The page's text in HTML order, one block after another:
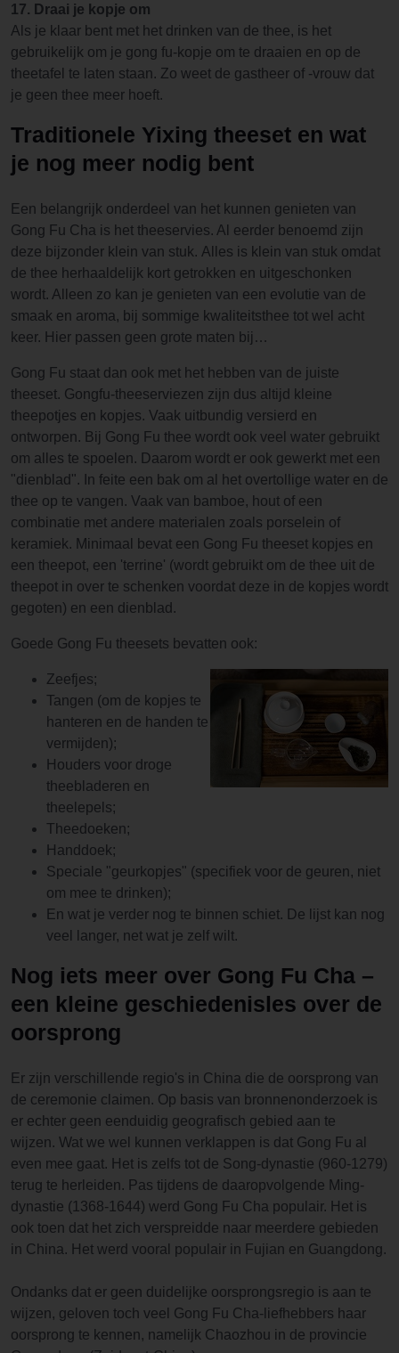
17. Draai je kopje om
Als je klaar bent met het drinken van de thee, is het
gebruikelijk om je gong fu-kopje om te draaien en op de
theetafel te laten staan. Zo weet de gastheer of -vrouw dat
je geen thee meer hoeft.
Traditionele Yixing theeset en wat
je nog meer nodig bent
Een belangrijk onderdeel van het kunnen genieten van
Gong Fu Cha is het theeservies. Al eerder benoemd zijn
deze bijzonder klein van stuk. Alles is klein van stuk omdat
de thee herhaaldelijk kort getrokken en uitgeschonken
wordt. Alleen zo kan je genieten van een evolutie van de
smaak en aroma, bij sommige kwaliteitsthee tot wel acht
keer. Hier passen geen grote maten bij…
Gong Fu staat dan ook met het hebben van de juiste
theeset. Gongfu-theeserviezen zijn dus altijd kleine
theepotjes en kopjes. Vaak uitbundig versierd en
ontworpen. Bij Gong Fu thee wordt ook veel water gebruikt
om alles te spoelen. Daarom wordt er ook gewerkt met een
"dienblad". In feite een bak om al het overtollige water en de
thee op te vangen. Vaak van bamboe, hout of een
combinatie met andere materialen zoals porselein of
keramiek. Minimaal bevat een Gong Fu theeset kopjes en
een theepot, een 'terrine' (wordt gebruikt om de thee uit de
theepot in over te schenken voordat deze in de kopjes wordt
gegoten) en een dienblad.
Goede Gong Fu theesets bevatten ook:
Zeefjes;
Tangen (om de kopjes te
hanteren en de handen te
vermijden);
Houders voor droge
theebladeren en
theelepels;
Theedoeken;
Handdoek;
Speciale "geurkopjes" (specifiek voor de geuren, niet
om mee te drinken);
En wat je verder nog te binnen schiet. De lijst kan nog
veel langer, net wat je zelf wilt.
Nog iets meer over Gong Fu Cha –
een kleine geschiedenisles over de
oorsprong
Er zijn verschillende regio's in China die de oorsprong van
de ceremonie claimen. Op basis van bronnenonderzoek is
er echter geen eenduidig geografisch gebied aan te
wijzen. Wat we wel kunnen verklappen is dat Gong Fu al
even mee gaat. Het is zelfs tot de Song-dynastie (960-1279)
terug te herleiden. Pas tijdens de daaropvolgende Ming-
dynastie (1368-1644) werd Gong Fu Cha populair. Het is
ook toen dat het zich verspreidde naar meerdere gebieden
in China. Het werd vooral populair in Fujian en Guangdong.
Ondanks dat er geen duidelijke oorsprongsregio is aan te
wijzen, geloven toch veel Gong Fu Cha-liefhebbers haar
oorsprong te kennen, namelijk Chaozhou in de provincie